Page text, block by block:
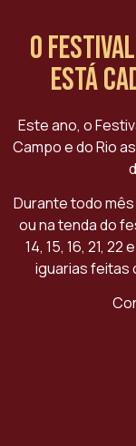
O
está
Este ano, o
Campo e do Rio
Durante todo
ou na tenda do
14, 15, 16, 21,
iguarias feitas